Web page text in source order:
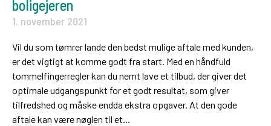
boligejeren
1. november 2021
Vil du som tømrer lande den bedst mulige aftale med kunden,
er det vigtigt at komme godt fra start. Med en håndfuld
tommelfingerregler kan du nemt lave et tilbud, der giver det
optimale udgangspunkt for et godt resultat, som giver
tilfredshed og måske endda ekstra opgaver. At den gode
aftale kan være nøglen til et...